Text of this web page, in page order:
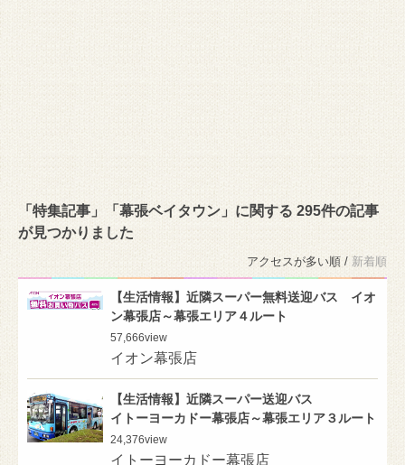
「特集記事」「幕張ベイタウン」に関する 295件の記事
が見つかりました
アクセスが多い順 / 新着順
【生活情報】近隣スーパー無料送迎バス イオ
ン幕張店～幕張エリア４ルート
57,666view
イオン幕張店
【生活情報】近隣スーパー送迎バス
イトーヨーカドー幕張店～幕張エリア３ルート
24,376view
イトーヨーカドー幕張店